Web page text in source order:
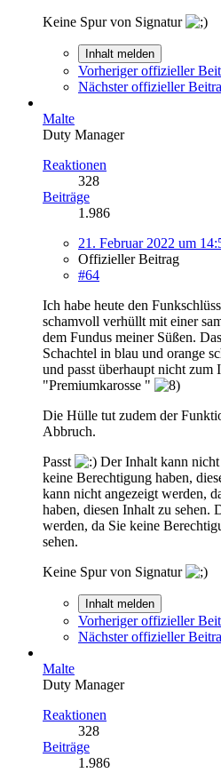
Keine Spur von Signatur
Inhalt melden
Vorheriger offizieller
Nächster offizieller
Malte
Duty Manager
Reaktionen
328
Beiträge
1.986
21. Februar 2022 um
Offizieller Beitrag
#64
Ich habe heute den
schamvoll verhüllt mit einer
dem Fundus meiner Süßen.
Schachtel in blau und orange
und passt überhaupt nicht zum
"Premiumkarosse "
Die Hülle tut zudem der
Abbruch.
Passt
Der Inhalt kann
keine Berechtigung haben,
kann nicht angezeigt werden,
haben, diesen Inhalt zu sehen.
werden, da Sie keine
sehen.
Keine Spur von Signatur
Inhalt melden
Vorheriger offizieller
Nächster offizieller
Malte
Duty Manager
Reaktionen
328
Beiträge
1.986